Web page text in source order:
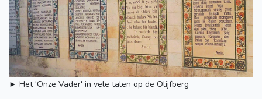
► Het 'Onze Vader' in vele talen op de Olijfberg